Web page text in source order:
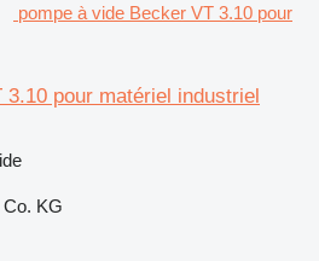
pompe à vide Becker VT 3.10 pour
pour matériel industriel
KG